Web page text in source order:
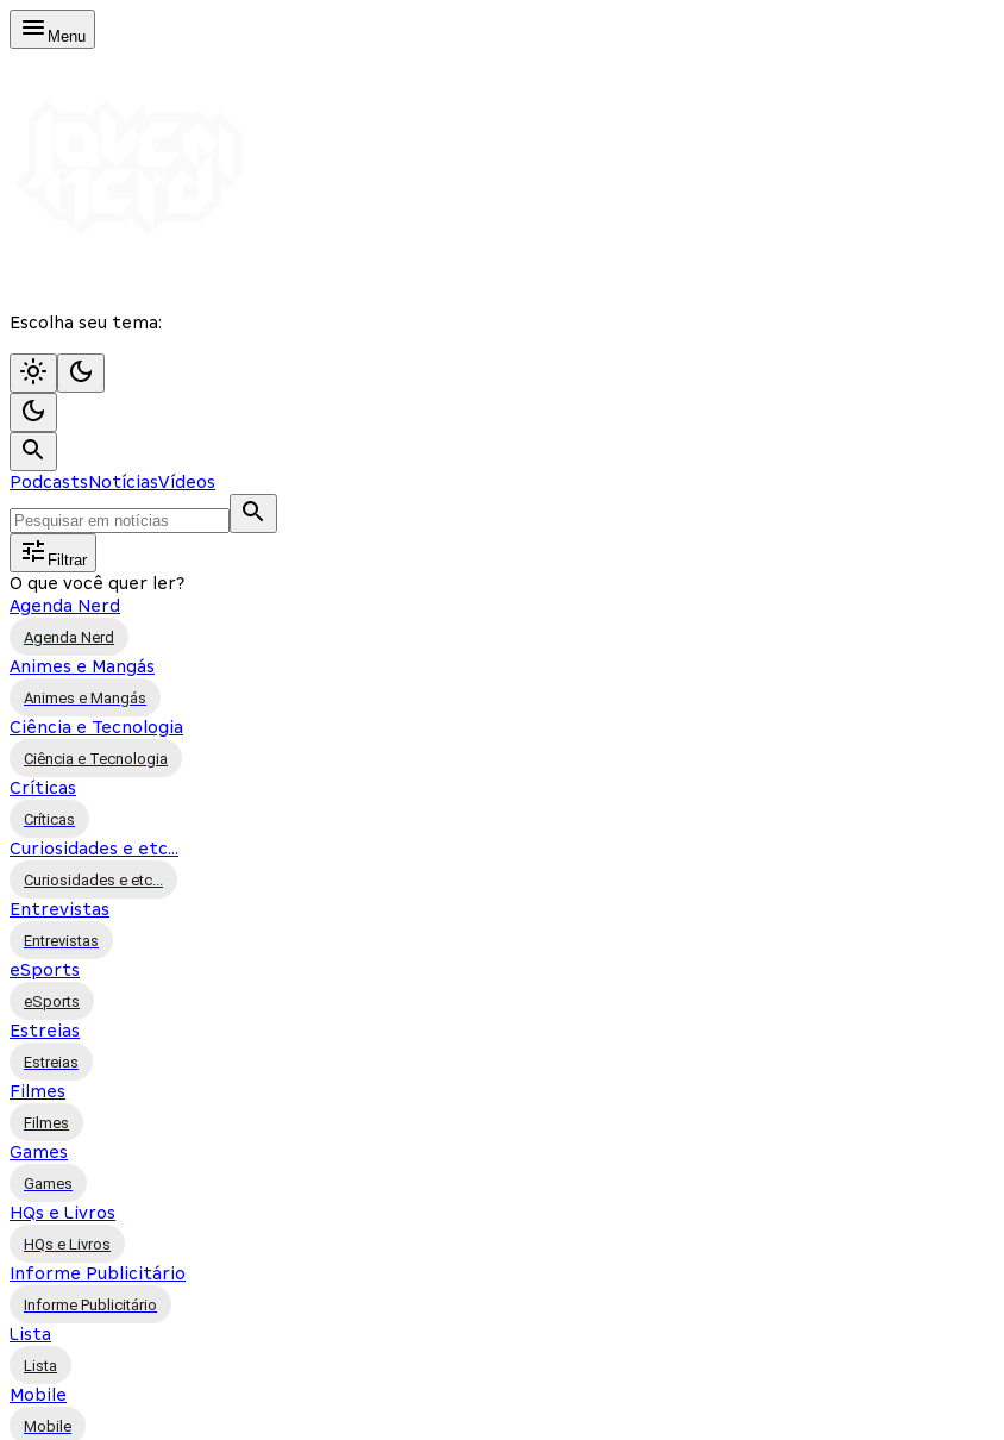
Menu
Escolha seu tema:
PodcastsNotíciasVídeos
Filtrar
O que você quer ler?
Agenda Nerd
Agenda Nerd
Animes e Mangás
Animes e Mangás
Ciência e Tecnologia
Ciência e Tecnologia
Críticas
Críticas
Curiosidades e etc...
Curiosidades e etc...
Entrevistas
Entrevistas
eSports
eSports
Estreias
Estreias
Filmes
Filmes
Games
Games
HQs e Livros
HQs e Livros
Informe Publicitário
Informe Publicitário
Lista
Lista
Mobile
Mobile